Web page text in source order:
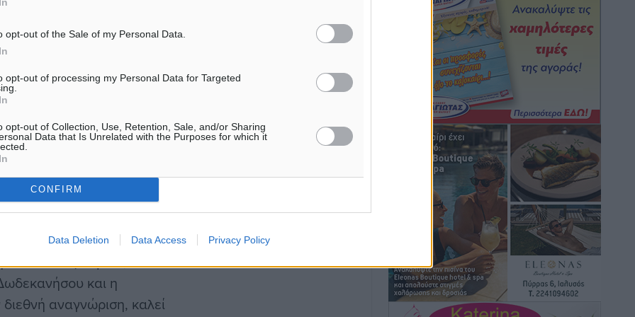
opt-out of the Sale of my Personal Data.
opt-out of processing my Personal Data for Targeted
opt-out of Collection, Use, Retention, Sale, and/or Sharing
Data that Is Unrelated with the Purposes for which it
CONFIRM
Data Deletion Data Access Privacy Policy
προϊόντων
προϊόντα τους με τον
πλατφόρμα, που θα τους
ζήτηση
συνδυασμό με την τάση
της μοναδικότητας
στον διεθνή
με το βιολογικό
ότι όπως πέρυσι, έτσι
και η
αναγνώριση, καλεί
παρουσία συμμετείχε η
φετινή…
Φοίβος: Η μεγάλη επιστροφή του
Μπρένο Σαλβατιέρα
Αθλητικά• πριν 1 ώρα
Κλεάνθης: Έτοιμες οι κάρτες διαρκείας
της νέας σεζόν
Αθλητικά• πριν 1 ώρα
Ατρόμητος Διμυλιάς: Ο Μαργαρίτης και
μία αδιαπραγμάτευτη φιλοσοφία
Αθλητικά• πριν 1 ώρα
Γ.Σ. Διαγόρας: Επέστρεψε στις
Ακαδημίες η Ειρήνη Παπαεμμανουήλ
Αθλητικά• πριν 2 ώρες
ΣΚΟΕ: Σαββατοκύριακο με αγώνες από